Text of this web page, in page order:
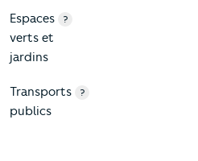
Espaces
verts et
jardins
?
Transports
publics
?